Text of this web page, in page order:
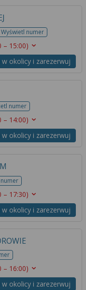
Wyświetl numer
– 15:00)
w okolicy i zarezerwuj
numer
– 14:00)
w okolicy i zarezerwuj
– 17:30)
w okolicy i zarezerwuj
– 16:00)
w okolicy i zarezerwuj